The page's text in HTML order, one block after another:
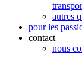
autres
pour les
contact
nous